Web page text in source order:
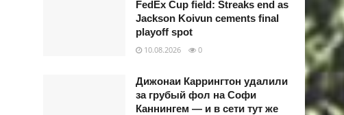
FedEx Cup field: Streaks end as
Jackson Koivun cements final
playoff spot
10.08.2026 0
Дижонаи Каррингтон удалили
за грубый фол на Софи
Каннингем — и в сети тут же